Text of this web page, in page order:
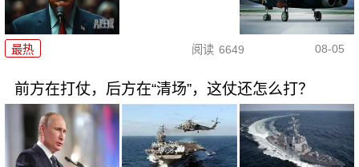
最热 阅读 6649 08-05
前方在打仗，后方在“清场”，这仗还怎么打？